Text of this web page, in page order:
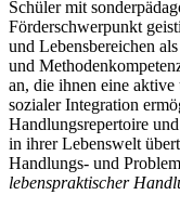
Schüler mit
Förderschwerpunkt
und Lebensbereichen
und
an, die ihnen eine
sozialer Integration
Handlungsrepertoire
in ihrer Lebenswelt
Handlungs- und
lebenspraktischer